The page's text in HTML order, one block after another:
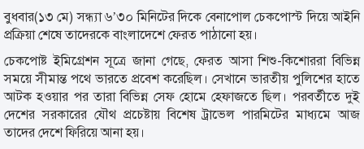
বুধবার(১৩ মে) সন্ধ্যা ৬’৩০ মিনিটের দিকে বেনাপোল চেকপোস্ট দিয়ে আইনি
প্রক্রিয়া শেষে তাদেরকে বাংলাদেশে ফেরত পাঠানো হয়।
চেকপোষ্ট ইমিগ্রেশন সূত্রে জানা গেছে, ফেরত আসা শিশু-কিশোররা বিভিন্ন
সময়ে সীমান্ত পথে ভারতে প্রবেশ করেছিল। সেখানে ভারতীয় পুলিশের হাতে
আটক হওয়ার পর তারা বিভিন্ন সেফ হোমে হেফাজতে ছিল। পরবর্তীতে দুই
দেশের সরকারের যৌথ প্রচেষ্টায় বিশেষ ট্রাভেল পারমিটের মাধ্যমে আজ
তাদের দেশে ফিরিয়ে আনা হয়।